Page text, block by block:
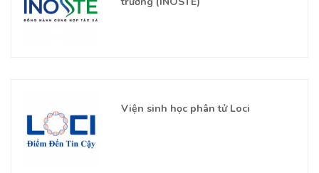
Viện sinh học phân tử Loci